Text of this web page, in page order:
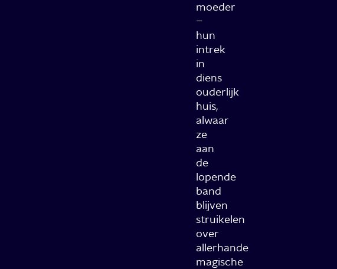
moeder
–
hun
intrek
in
diens
ouderlijk
huis,
alwaar
ze
aan
de
lopende
band
blijven
struikelen
over
allerhande
magische